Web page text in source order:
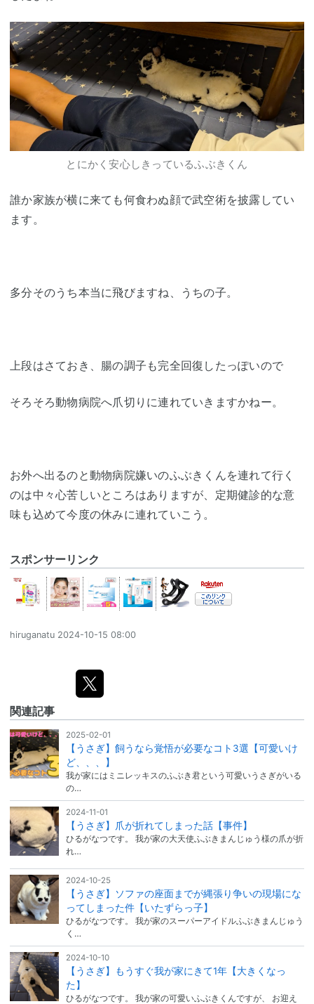
とにかく安心しきっているふぶきくん
誰か家族が横に来ても何食わぬ顔で武空術を披露してい
ます。
多分そのうち本当に飛びますね、うちの子。
上段はさておき、腸の調子も完全回復したっぽいので
そろそろ動物病院へ爪切りに連れていきますかねー。
お外へ出るのと動物病院嫌いのふぶきくんを連れて行く
のは中々心苦しいところはありますが、定期健診的な意
味も込めて今度の休みに連れていこう。
スポンサーリンク
hiruganatu 2024-10-15 08:00
関連記事
2025-02-01
【うさぎ】飼うなら覚悟が必要なコト3選【可愛いけ
ど、、、】
我が家にはミニレッキスのふぶき君という可愛いうさぎがいる
の…
2024-11-01
【うさぎ】爪が折れてしまった話【事件】
ひるがなつです。 我が家の大天使ふぶきまんじゅう様の爪が折
れ…
2024-10-25
【うさぎ】ソファの座面までが縄張り争いの現場にな
ってしまった件【いたずらっ子】
ひるがなつです。 我が家のスーパーアイドルふぶきまんじゅう
く…
2024-10-10
【うさぎ】もうすぐ我が家にきて1年【大きくなっ
た】
ひるがなつです。 我が家の可愛いふぶきくんですが、 お迎え